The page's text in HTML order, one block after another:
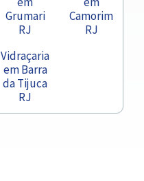
Grumari
RJ
Camorim
RJ
Vidraçaria
em Barra
da Tijuca
RJ